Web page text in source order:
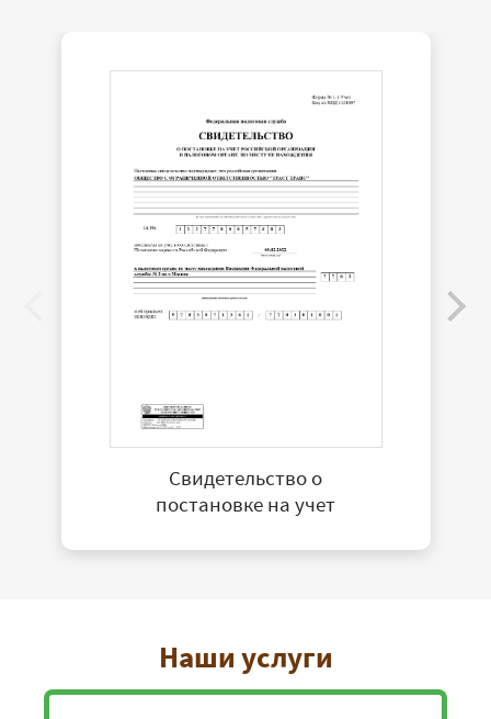
Свидетельство о
постановке на учет
Наши услуги